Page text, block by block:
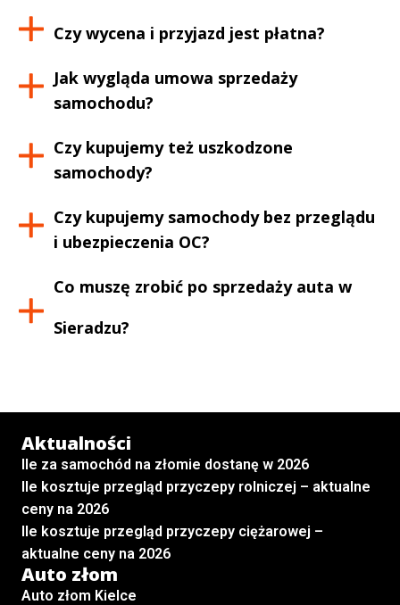
Czy wycena i przyjazd jest płatna?
Jak wygląda umowa sprzedaży
samochodu?
Czy kupujemy też uszkodzone
samochody?
Czy kupujemy samochody bez przeglądu
i ubezpieczenia OC?
Co muszę zrobić po sprzedaży auta w
Sieradzu?
Aktualności
Ile za samochód na złomie dostanę w 2026
Ile kosztuje przegląd przyczepy rolniczej – aktualne
ceny na 2026
Ile kosztuje przegląd przyczepy ciężarowej –
aktualne ceny na 2026
Auto złom
Auto złom Kielce